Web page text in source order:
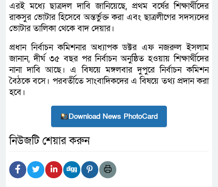
এরই মধ্যে ছাত্রদল দাবি জানিয়েছে, প্রথম বর্ষের শিক্ষার্থীদের
রাকসুর ভোটার হিসেবে অন্তর্ভুক্ত করা এবং ছাত্রলীগের সদস্যদের
ভোটার তালিকা থেকে বাদ দেয়ার।
প্রধান নির্বাচন কমিশনার অধ্যাপক ডক্টর এফ নজরুল ইসলাম
জানান, দীর্ঘ ৩৫ বছর পর নির্বাচন অনুষ্ঠিত হওয়ায় শিক্ষার্থীদের
নানা দাবি আছে। এ বিষয়ে মঙ্গলবার দুপুরে নির্বাচন কমিশন
বৈঠকে বসে। পরবর্তীতে সাংবাদিকদের এ বিষয়ে তথ্য প্রদান করা
হবে।
Download News PhotoCard
নিউজটি শেয়ার করুন